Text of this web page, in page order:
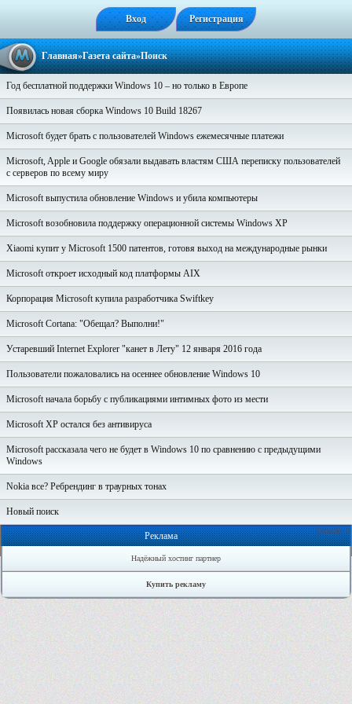
Вход Регистрация
Главная»Газета сайта»Поиск
Год бесплатной поддержки Windows 10 – но только в Европе
Появилась новая сборка Windows 10 Build 18267
Microsoft будет брать с пользователей Windows ежемесячные платежи
Microsoft, Apple и Google обязали выдавать властям США переписку пользователей
с серверов по всему миру
Microsoft выпустила обновление Windows и убила компьютеры
Microsoft возобновила поддержку операционной системы Windows XP
Xiaomi купит у Microsoft 1500 патентов, готовя выход на международные рынки
Microsoft откроет исходный код платформы AIX
Корпорация Microsoft купила разработчика Swiftkey
Microsoft Cortana: "Обещал? Выполни!"
Устаревший Internet Explorer "канет в Лету" 12 января 2016 года
Пользователи пожаловались на осеннее обновление Windows 10
Microsoft начала борьбу с публикациями интимных фото из мести
Microsoft XP остался без антивируса
Microsoft рассказала чего не будет в Windows 10 по сравнению с предыдущими
Windows
Nokia все? Ребрендинг в траурных тонах
Новый поиск
Онлайн: 0
Реклама
Надёжный хостинг партнер
Купить рекламу